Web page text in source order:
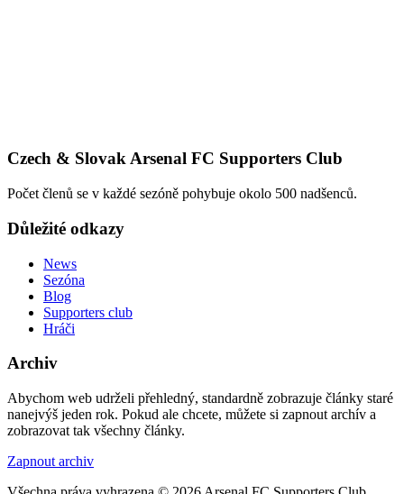
Czech & Slovak Arsenal FC Supporters Club
Počet členů se v každé sezóně pohybuje okolo 500 nadšenců.
Důležité odkazy
News
Sezóna
Blog
Supporters club
Hráči
Archiv
Abychom web udrželi přehledný, standardně zobrazuje články staré
nanejvýš jeden rok. Pokud ale chcete, můžete si zapnout archív a
zobrazovat tak všechny články.
Zapnout archiv